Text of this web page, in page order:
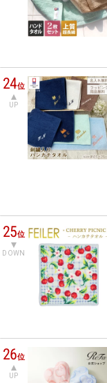
24位
UP
25位
DOWN
26位
UP